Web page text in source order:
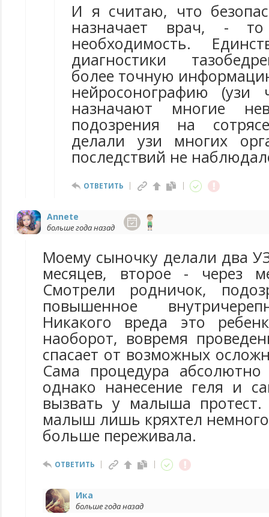
И я считаю, что
назначает врач, -
необходимость.
диагностики
более точную
нейросонографию (узи
назначают многие
подозрения на
делали узи многих
последствий не
ОТВЕТИТЬ
Annete
больше года назад
Моему сыночку делали два
месяцев, второе - через
Смотрели родничок,
повышенное
Никакого вреда это
наоборот, вовремя
спасает от возможных
Сама процедура абсолютно
однако нанесение геля и
вызвать у малыша
малыш лишь кряхтел
больше переживала.
ОТВЕТИТЬ
Ика
больше года назад